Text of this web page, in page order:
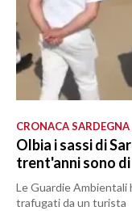
CRONACA SARDEGNA
Olbia i sassi di
trent'anni sono
Le Guardie
trafugati da un turista